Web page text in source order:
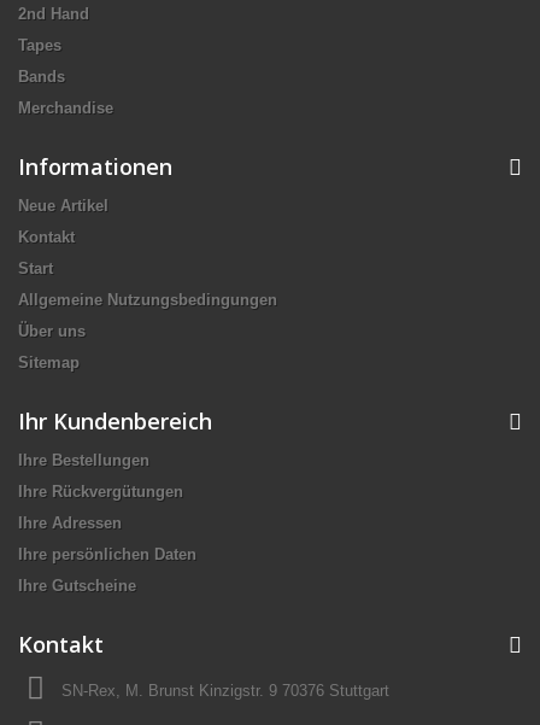
2nd Hand
Tapes
Bands
Merchandise
Informationen
Neue Artikel
Kontakt
Start
Allgemeine Nutzungsbedingungen
Über uns
Sitemap
Ihr Kundenbereich
Ihre Bestellungen
Ihre Rückvergütungen
Ihre Adressen
Ihre persönlichen Daten
Ihre Gutscheine
Kontakt
SN-Rex, M. Brunst Kinzigstr. 9 70376 Stuttgart